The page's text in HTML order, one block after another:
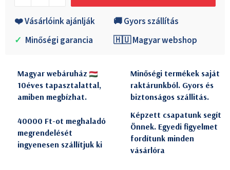
❤️ Vásárlóink ajánlják
🚚 Gyors szállítás
✓ Minőségi garancia 🇭🇺 Magyar webshop
Magyar webáruház
10éves tapasztalattal,
amiben megbízhat.
Minőségi termékek saját
raktárunkból. Gyors és
biztonságos szállitás.
40000 Ft-ot meghaladó
megrendelését
ingyenesen szállítjuk ki
Képzett csapatunk segít
Önnek. Egyedi figyelmet
fordítunk minden
vásárlóra